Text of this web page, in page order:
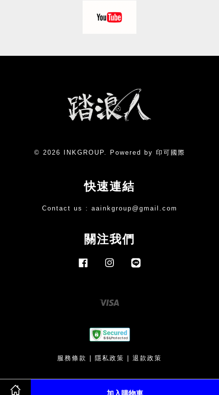
加入購物車
© 2026 INKGROUP. Powered by 印可國際
快速連結
Contact us : aainkgroup@gmail.com
關注我們
FacebookInstagram
服務條款 | 隱私政策 | 退款政策